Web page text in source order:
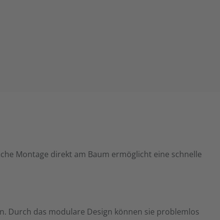
Montage direkt am Baum ermöglicht eine schnelle
Durch das modulare Design können sie problemlos